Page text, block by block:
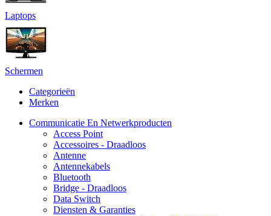
Laptops
Schermen
Categorieën
Merken
Communicatie En Netwerkproducten
Access Point
Accessoires - Draadloos
Antenne
Antennekabels
Bluetooth
Bridge - Draadloos
Data Switch
Diensten & Garanties